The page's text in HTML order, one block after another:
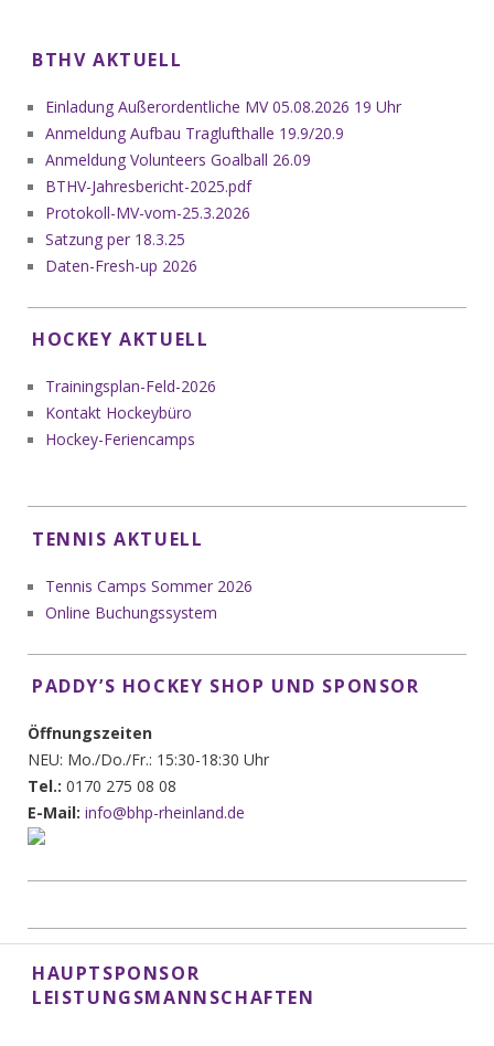
BTHV AKTUELL
Einladung Außerordentliche MV 05.08.2026 19 Uhr
Anmeldung Aufbau Traglufthalle 19.9/20.9
Anmeldung Volunteers Goalball 26.09
BTHV-Jahresbericht-2025.pdf
Protokoll-MV-vom-25.3.2026
Satzung per 18.3.25
Daten-Fresh-up 2026
HOCKEY AKTUELL
Trainingsplan-Feld-2026
Kontakt Hockeybüro
Hockey-Feriencamps
TENNIS AKTUELL
Tennis Camps Sommer 2026
Online Buchungssystem
PADDY’S HOCKEY SHOP UND SPONSOR
Öffnungszeiten
NEU: Mo./Do./Fr.: 15:30-18:30 Uhr
Tel.: 0170 275 08 08
E-Mail: info@bhp-rheinland.de
HAUPTSPONSOR
LEISTUNGSMANNSCHAFTEN